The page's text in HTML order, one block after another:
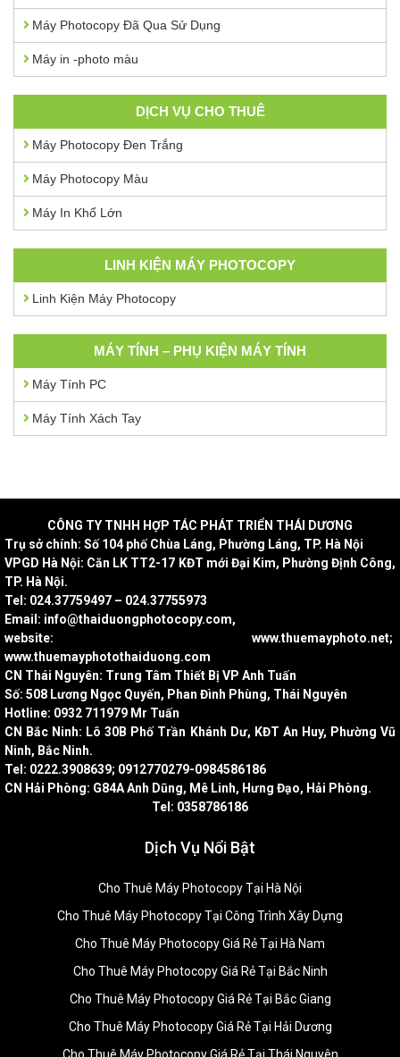
Máy Photocopy Đã Qua Sử Dụng
Máy in -photo màu
DỊCH VỤ CHO THUÊ
Máy Photocopy Đen Trắng
Máy Photocopy Màu
Máy In Khổ Lớn
LINH KIỆN MÁY PHOTOCOPY
Linh Kiện Máy Photocopy
MÁY TÍNH – PHỤ KIỆN MÁY TÍNH
Máy Tính PC
Máy Tính Xách Tay
CÔNG TY TNHH HỢP TÁC PHÁT TRIỂN THÁI DƯƠNG
Trụ sở chính: Số 104 phố Chùa Láng, Phường Láng, TP. Hà Nội
VPGD Hà Nội: Căn LK TT2-17 KĐT mới Đại Kim, Phường Định Công,
TP. Hà Nội.
Tel: 024.37759497 – 024.37755973
Email: info@thaiduongphotocopy.com,
website: www.thuemayphoto.net;
www.thuemayphotothaiduong.com
CN Thái Nguyên: Trung Tâm Thiết Bị VP Anh Tuấn
Số: 508 Lương Ngọc Quyến, Phan Đình Phùng, Thái Nguyên
Hotline: 0932 711979 Mr Tuấn
CN Bắc Ninh: Lô 30B Phố Trần Khánh Dư, KĐT An Huy, Phường Vũ
Ninh, Bắc Ninh.
Tel: 0222.3908639; 0912770279-0984586186
CN Hải Phòng: G84A Anh Dũng, Mê Linh, Hưng Đạo, Hải Phòng.
Tel: 0358786186
Dịch Vụ Nổi Bật
Cho Thuê Máy Photocopy Tại Hà Nội
Cho Thuê Máy Photocopy Tại Công Trình Xây Dựng
Cho Thuê Máy Photocopy Giá Rẻ Tại Hà Nam
Cho Thuê Máy Photocopy Giá Rẻ Tại Bắc Ninh
Cho Thuê Máy Photocopy Giá Rẻ Tại Bắc Giang
Cho Thuê Máy Photocopy Giá Rẻ Tại Hải Dương